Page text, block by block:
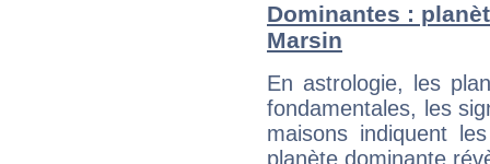
Dominantes :
Marsin
En astrologie, les
fondamentales, les
maisons indiquent
planète dominante